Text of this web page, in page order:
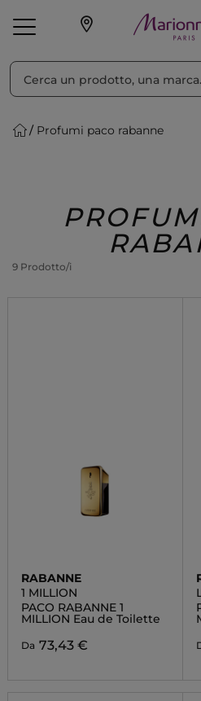
Make-up Profumi
Profumi paco rabanne
9 Prodotto/i
Ordina per
RABANNE
1 MILLION
PACO RABANNE 1
MILLION Eau de Toilette
Da 73,43 €